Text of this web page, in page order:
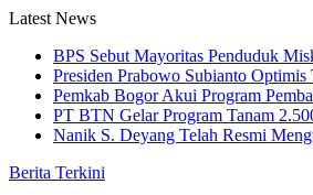
Skip
content
Latest News
BPS Sebut Mayoritas Penduduk
Presiden Prabowo Subianto
Pemkab Bogor Akui Program
PT BTN Gelar Program Tanam
Nanik S. Deyang Telah Resmi
Berita Terkini